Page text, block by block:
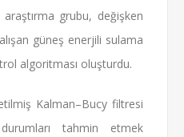
araştırma grubu, değişken
güneş enerjili sulama
algoritması oluşturdu.
Kalman–Bucy filtresi
tahmin etmek